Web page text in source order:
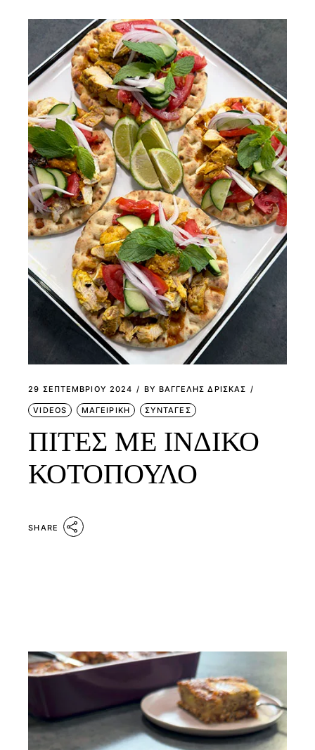
29 ΣΕΠΤΕΜΒΡΊΟΥ 2024 BY ΒΑΓΓΕΛΗΣ ΔΡΙΣΚΑΣ
VIDEOS ΜΑΓΕΙΡΙΚΗ ΣΥΝΤΑΓΕΣ
ΠΙΤΕΣ ΜΕ ΙΝΔΙΚΟ
ΚΟΤΟΠΟΥΛΟ
SHARE